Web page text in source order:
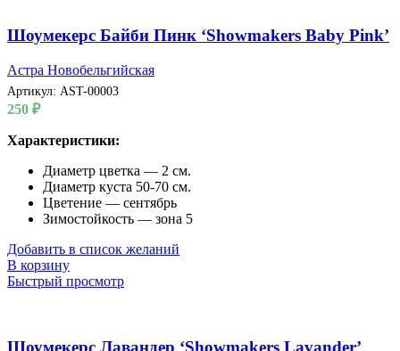
Шоумекерс Байби Пинк ‘Showmakers Baby Pink’
Астра Новобельгийская
Артикул: AST-00003
250 ₽
Характеристики:
Диаметр цветка — 2 см.
Диаметр куста 50-70 см.
Цветение — сентябрь
Зимостойкость — зона 5
Добавить в список желаний
В корзину
Быстрый просмотр